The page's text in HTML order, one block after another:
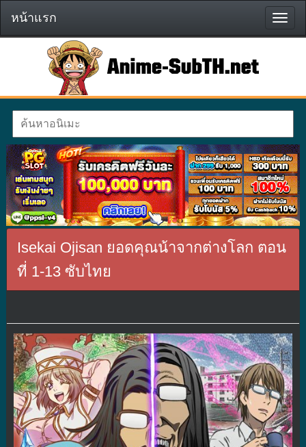
หน้า
แรก
หน้าแรก
Isekai Ojisan ยอดคุณน้าจากต่างโลก ตอน
ที่ 1-13 ซับไทย